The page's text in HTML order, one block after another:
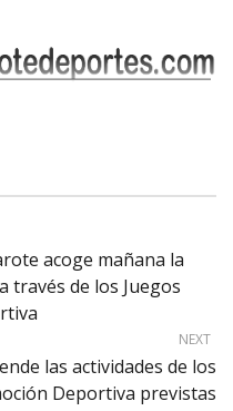
acoge mañana la
través de los Juegos
NEXT
las actividades de los
Deportiva previstas